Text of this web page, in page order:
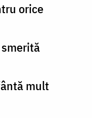
orice
mult